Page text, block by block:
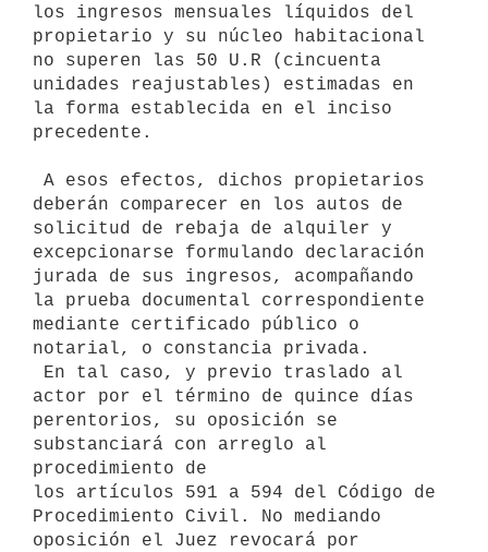
los ingresos mensuales líquidos del
propietario y su núcleo habitacional
no superen las 50 U.R (cincuenta
unidades reajustables) estimadas en
la forma establecida en el inciso
precedente.
deberán comparecer en los autos de
solicitud de rebaja de alquiler y
excepcionarse formulando declaración
jurada de sus ingresos, acompañando
la prueba documental correspondiente
mediante certificado público o
notarial, o constancia privada.
actor por el término de quince días
perentorios, su oposición se
substanciará con arreglo al
procedimiento de
los artículos 591 a 594 del Código de
Procedimiento Civil. No mediando
oposición el Juez revocará por